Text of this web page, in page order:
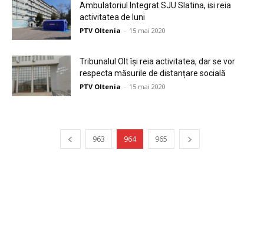
Ambulatoriul Integrat SJU Slatina, isi reia
activitatea de luni
PTV Oltenia - 15 mai 2020
Tribunalul Olt își reia activitatea, dar se vor
respecta măsurile de distanțare socială
PTV Oltenia - 15 mai 2020
963 964 965